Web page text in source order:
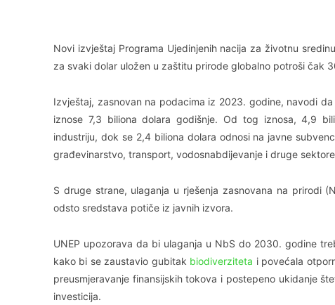
Novi izvještaj Programa Ujedinjenih nacija za životnu
za svaki dolar uložen u zaštitu prirode globalno potroši čak
Izvještaj, zasnovan na podacima iz 2023. godine, navodi
iznose 7,3 biliona dolara godišnje. Od tog iznosa, 4,9
industriju, dok se 2,4 biliona dolara odnosi na javne
građevinarstvo, transport, vodosnabdijevanje i druge
S druge strane, ulaganja u rješenja zasnovana na prirodi
odsto sredstava potiče iz javnih izvora.
UNEP upozorava da bi ulaganja u NbS do 2030. godine
kako bi se zaustavio gubitak biodiverziteta i povećala
preusmjeravanje finansijskih tokova i postepeno ukidanje
investicija.